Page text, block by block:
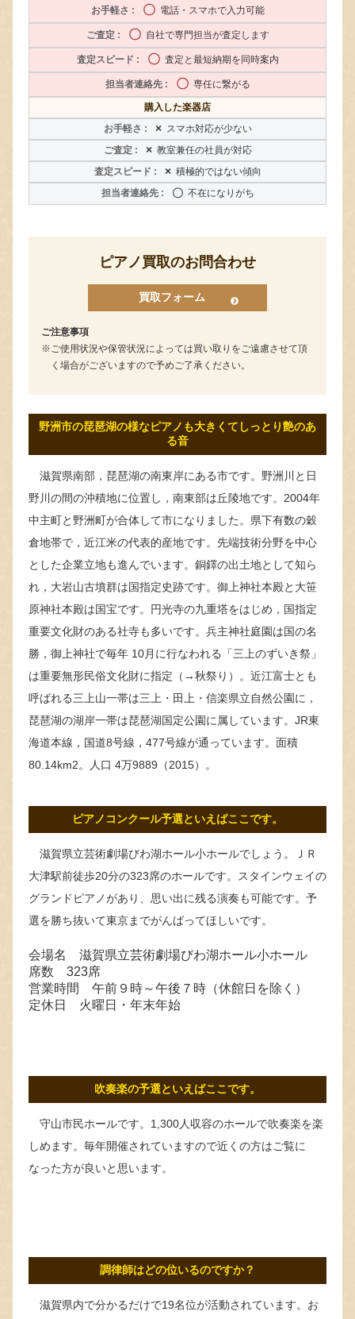
〇 電話・スマホで入力可能
〇 自社で専門担当が査定します
〇 査定と最短納期を同時案内
〇 専任に繋がる
購入した楽器店
× スマホ対応が少ない
× 教室兼任の社員が対応
× 積極的ではない傾向
〇 不在になりがち
ピアノ買取のお問合わせ
買取フォーム
ご注意事項
ご使用状況や保管状況によっては買い取りをご遠慮させて頂
く場合がございますので予めご了承ください。
野洲市の琵琶湖の様なピアノも大きくてしっとり艶のあ
る音
滋賀県南部，琵琶湖の南東岸にある市です。野洲川と日
野川の間の沖積地に位置し，南東部は丘陵地です。2004年
中主町と野洲町が合体して市になりました。県下有数の穀
倉地帯で，近江米の代表的産地です。先端技術分野を中心
とした企業立地も進んでいます。銅鐸の出土地として知ら
れ，大岩山古墳群は国指定史跡です。御上神社本殿と大笹
原神社本殿は国宝です。円光寺の九重塔をはじめ，国指定
重要文化財のある社寺も多いです。兵主神社庭園は国の名
勝，御上神社で毎年 10月に行なわれる「三上のずいき祭」
は重要無形民俗文化財に指定（→秋祭り）。近江富士とも
呼ばれる三上山一帯は三上・田上・信楽県立自然公園に，
琵琶湖の湖岸一帯は琵琶湖国定公園に属しています。JR東
海道本線，国道8号線，477号線が通っています。面積
80.14km2。人口 4万9889（2015）。
ピアノコンクール予選といえばここです。
滋賀県立芸術劇場びわ湖ホール小ホールでしょう。ＪＲ
大津駅前徒歩20分の323席のホールです。スタインウェイの
グランドピアノがあり、思い出に残る演奏も可能です。予
選を勝ち抜いて東京までがんばってほしいです。
会場名 滋賀県立芸術劇場びわ湖ホール小ホール
席数 323席
営業時間 午前９時～午後７時（休館日を除く）
定休日 火曜日・年末年始
吹奏楽の予選といえばここです。
守山市民ホールです。1,300人収容のホールで吹奏楽を楽
しめます。毎年開催されていますので近くの方はご覧に
なった方が良いと思います。
調律師はどの位いるのですか？
滋賀県内で分かるだけで19名位が活動されています。お